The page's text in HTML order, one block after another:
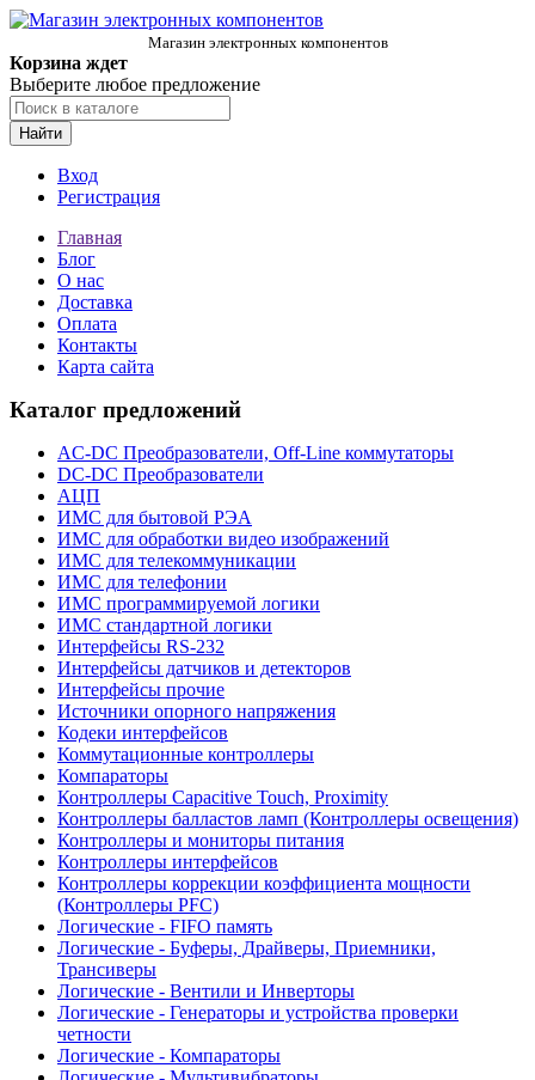
Магазин электронных компонентов
Корзина ждет
Выберите любое предложение
Найти
Вход
Регистрация
Главная
Блог
О нас
Доставка
Оплата
Контакты
Карта сайта
Каталог предложений
AC-DC Преобразователи, Off-Line коммутаторы
DC-DC Преобразователи
АЦП
ИМС для бытовой РЭА
ИМС для обработки видео изображений
ИМС для телекоммуникации
ИМС для телефонии
ИМС программируемой логики
ИМС стандартной логики
Интерфейсы RS-232
Интерфейсы датчиков и детекторов
Интерфейсы прочие
Источники опорного напряжения
Кодеки интерфейсов
Коммутационные контроллеры
Компараторы
Контроллеры Capacitive Touch, Proximity
Контроллеры балластов ламп (Контроллеры освещения)
Контроллеры и мониторы питания
Контроллеры интерфейсов
Контроллеры коррекции коэффициента мощности
(Контроллеры PFC)
Логические - FIFO память
Логические - Буферы, Драйверы, Приемники,
Трансиверы
Логические - Вентили и Инверторы
Логические - Генераторы и устройства проверки
четности
Логические - Компараторы